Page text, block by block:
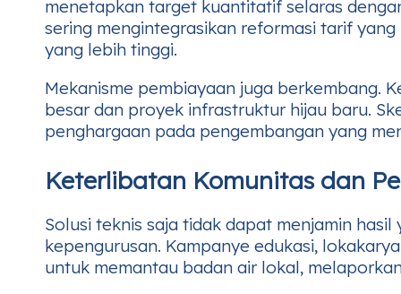
menetapkan target kuantitatif selaras
sering mengintegrasikan reformasi tarif
yang lebih tinggi.
Mekanisme pembiayaan juga berkembang.
besar dan proyek infrastruktur hijau baru.
penghargaan pada pengembangan yang
Keterlibatan Komunitas dan
Solusi teknis saja tidak dapat menjamin
kepengurusan. Kampanye edukasi,
untuk memantau badan air lokal,